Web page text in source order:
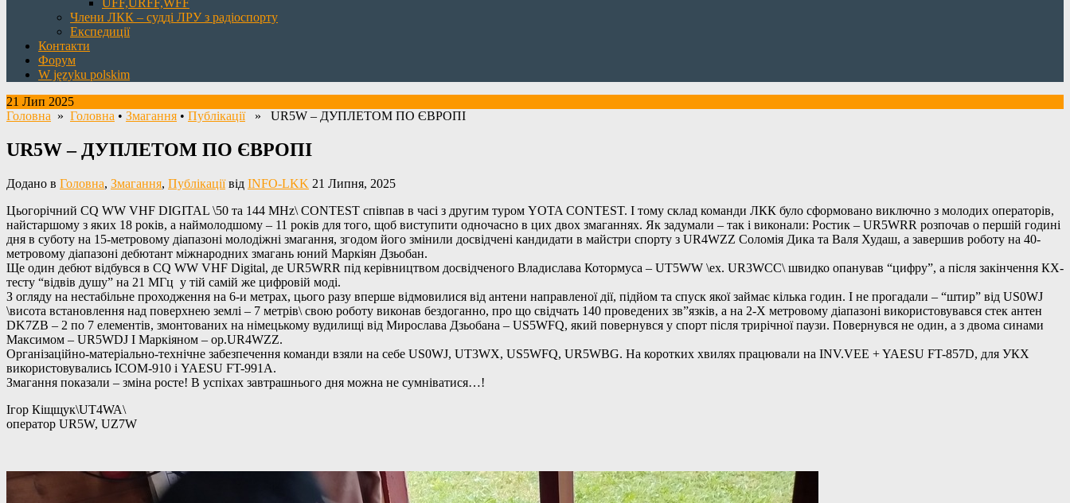
Члени ЛКК – судді ЛРУ з радіоспорту
Експедиції
Контакти
Форум
W języku polskim
21 Лип 2025
Головна » Головна • Змагання • Публікації» UR5W – ДУПЛЕТОМ ПО ЄВРОПІ
UR5W – ДУПЛЕТОМ ПО ЄВРОПІ
Додано в Головна, Змагання, Публікаціївід INFO-LKK 21 Липня, 2025
Цьогорічний CQ WW VHF DIGITAL \50 та 144 MHz\ CONTEST співпав в часі з другим туром YOTA CONTEST. І тому склад команди ЛКК було сформовано виключно з молодих операторів,
найстаршому з яких 18 років, а наймолодшому – 11 років для того, щоб виступити одночасно в цих двох змаганнях. Як задумали – так і виконали: Ростик – UR5WRR розпочав о першій годині
дня в суботу на 15-метровому діапазоні молодіжні змагання, згодом його змінили досвідчені кандидати в майстри спорту з UR4WZZ Соломія Дика та Валя Худаш, а завершив роботу на 40-
метровому діапазоні дебютант міжнародних змагань юний Маркіян Дзьобан.
Ще один дебют відбувся в CQ WW VHF Digital, де UR5WRR під керівництвом досвідченого Владислава Котормуса – UT5WW \ex. UR3WCC\ швидко опанував “цифру”, а після закінчення КХ-
тесту “відвів душу” на 21 МГц у тій самій же цифровій моді.
З огляду на нестабільне проходження на 6-и метрах, цього разу вперше відмовилися від антени направленої дії, підйом та спуск якої займає кілька годин. І не прогадали – “штир” від US0WJ
\висота встановлення над поверхнею землі – 7 метрів\ свою роботу виконав бездоганно, про що свідчать 140 проведених зв”язків, а на 2-X метровому діапазоні використовувався стек антен
DK7ZB – 2 по 7 елементів, змонтованих на німецькому вудилищі від Мирослава Дзьобана – US5WFQ, який повернувся у спорт після трирічної паузи. Повернувся не один, а з двома синами
Максимом – UR5WDJ І Маркіяном – ор.UR4WZZ.
Організаційно-матеріально-технічне забезпечення команди взяли на себе US0WJ, UT3WX, US5WFQ, UR5WBG. На коротких хвилях працювали на INV.VEE + YAESU FT-857D, для УКХ
використовувались ІСОМ-910 і YAESU FT-991A.
Змагання показали – зміна росте! В успіхах завтрашнього дня можна не сумніватися…!
Ігор Кіщщук\UT4WA\
оператор UR5W, UZ7W